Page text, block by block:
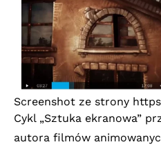
Screenshot ze strony
Cykl „Sztuka ekranowa”
autora filmów